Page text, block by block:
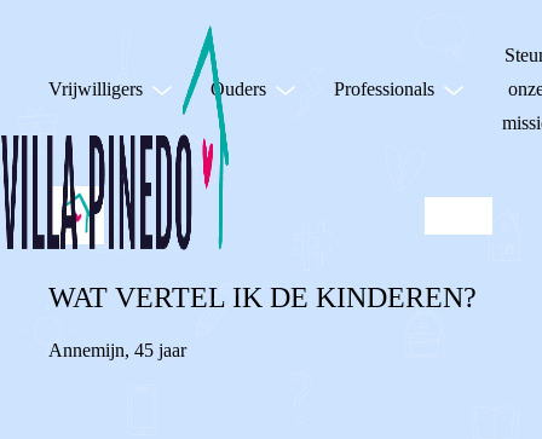
Vrijwilligers Ouders Professionals
WAT VERTEL IK DE KINDEREN?
Annemijn, 45 jaar